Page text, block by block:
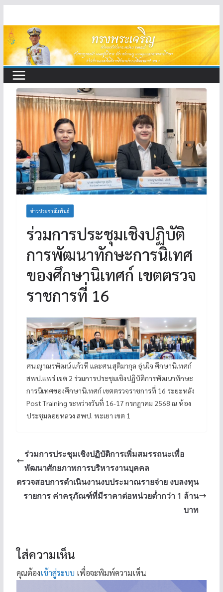
to
content
ข่าวประชาสัมพันธ์
ร่วมการประชุมเชิงปฏิบัติ
การพัฒนาทักษะการนิเทศ
ของศึกษานิเทศก์ เขตตรวจ
ราชการที่ 16
ศน.ญาณรพัฒน์ แก้วที และศน.สุติมากุล อุ่นใจ ศึกษานิเทศก์
สพป.แพร่ เขต 2 ร่วมการประชุมเชิงปฏิบัติการพัฒนาทักษะ
การนิเทศของศึกษานิเทศก์ เขตตรวจราชการที่ 16 ระยะหลัง
Post Training ระหว่างวันที่ 16-17 กรกฎาคม 2568 ณ ห้อง
ประชุมดอยหลวง สพป. พะเยา เขต 1
ร่วมการประชุมเชิงปฏิบัติการเพิ่มสมรรถนะเพื่อ
พัฒนาศักยภาพการบริหารงานบุคคล
ตรวจสอบการดำเนินงานงบประมาณรายจ่าย งบลงทุน
รายการ ค่าครุภัณฑ์ที่มีราคาต่อหน่วยต่ำกว่า 1 ล้าน
บาท
ใส่ความเห็น
คุณต้องเข้าสู่ระบบ เพื่อจะพิมพ์ความเห็น